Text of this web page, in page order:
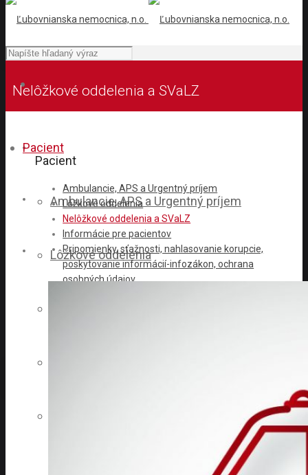
Pacient
Ambulancie, APS a Urgentný príjem
Lôžkové oddelenia
Pripomienky, sťažnosti, nahlasovanie korupcie,
poskytovanie informácií-infozákon, ochrana
Nelôžkové oddelenia a SVaLZ
Pacient
Ambulancie, APS a Urgentný príjem
Lôžkové oddelenia
Nelôžkové oddelenia a SVaLZ
Informácie pre pacientov
Pripomienky, sťažnosti, nahlasovanie korupcie,
poskytovanie informácií-infozákon, ochrana
osobných údajov